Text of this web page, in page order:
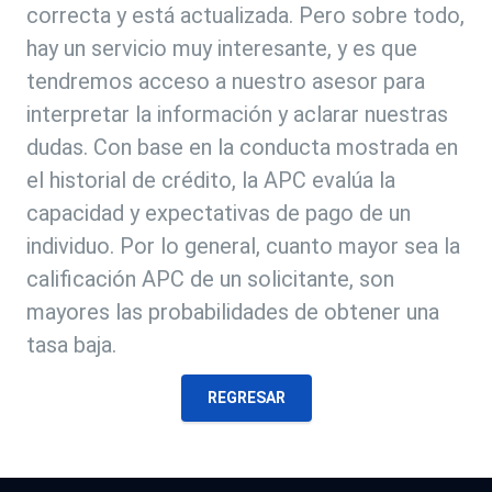
correcta y está actualizada. Pero sobre todo,
hay un servicio muy interesante, y es que
tendremos acceso a nuestro asesor para
interpretar la información y aclarar nuestras
dudas. Con base en la conducta mostrada en
el historial de crédito, la APC evalúa la
capacidad y expectativas de pago de un
individuo. Por lo general, cuanto mayor sea la
calificación APC de un solicitante, son
mayores las probabilidades de obtener una
tasa baja.
REGRESAR